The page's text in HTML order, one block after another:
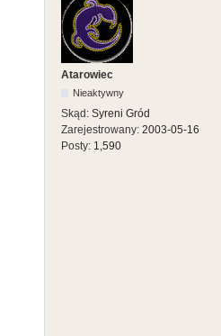
Atarowiec
Nieaktywny
Skąd: Syreni Gród
Zarejestrowany: 2003-05-16
Posty: 1,590